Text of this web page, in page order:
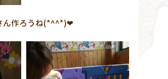
ん作ろうね(*^^*)❤